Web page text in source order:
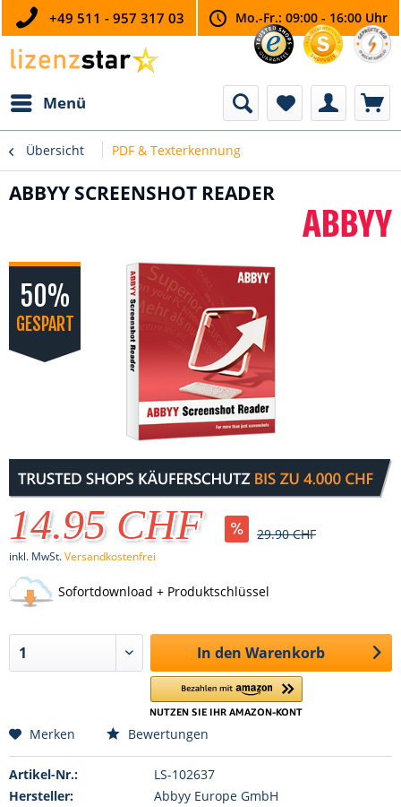
+49 511 - 957 317 03 Mo.-Fr.: 09:00 - 16:00 Uhr
Menü
Übersicht PDF & Texterkennung
ABBYY SCREENSHOT READER
50%
GESPART
14.95 CHF 29.90 CHF
inkl. MwSt.Versandkostenfrei
Sofortdownload + Produktschlüssel
In den Warenkorb
Merken Bewertungen
Artikel-Nr.:
LS-102637
Hersteller:
Abbyy Europe GmbH